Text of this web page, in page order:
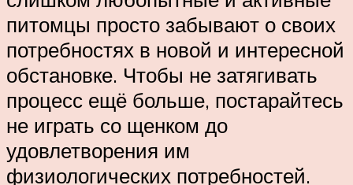
питомцы просто забывают о своих
потребностях в новой и интересной
обстановке. Чтобы не затягивать
процесс ещё больше, постарайтесь
не играть со щенком до
удовлетворения им
физиологических потребностей.